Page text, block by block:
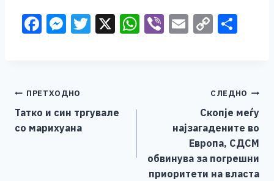
F
b
o
o
M
n
g
T X W Vi E C
Li
n
k
Навигација
на
ПРЕТХОДНО
Татко и син тргувале
со марихуана
СЛЕДНО
Скопје меѓу
најзагадените во
Европа, СДСМ
обвинува за погрешни
приоритети на власта